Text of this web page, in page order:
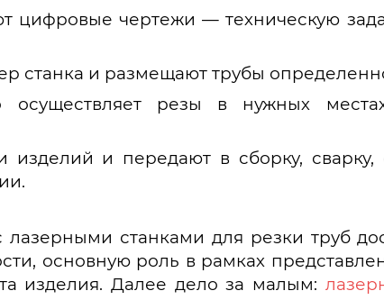
цифровые чертежи — техническую
станка и размещают трубы
осуществляет резы в нужных
изделий и передают в сборку,
лазерными станками для резки труб
основную роль в рамках
изделия. Далее дело за малым: